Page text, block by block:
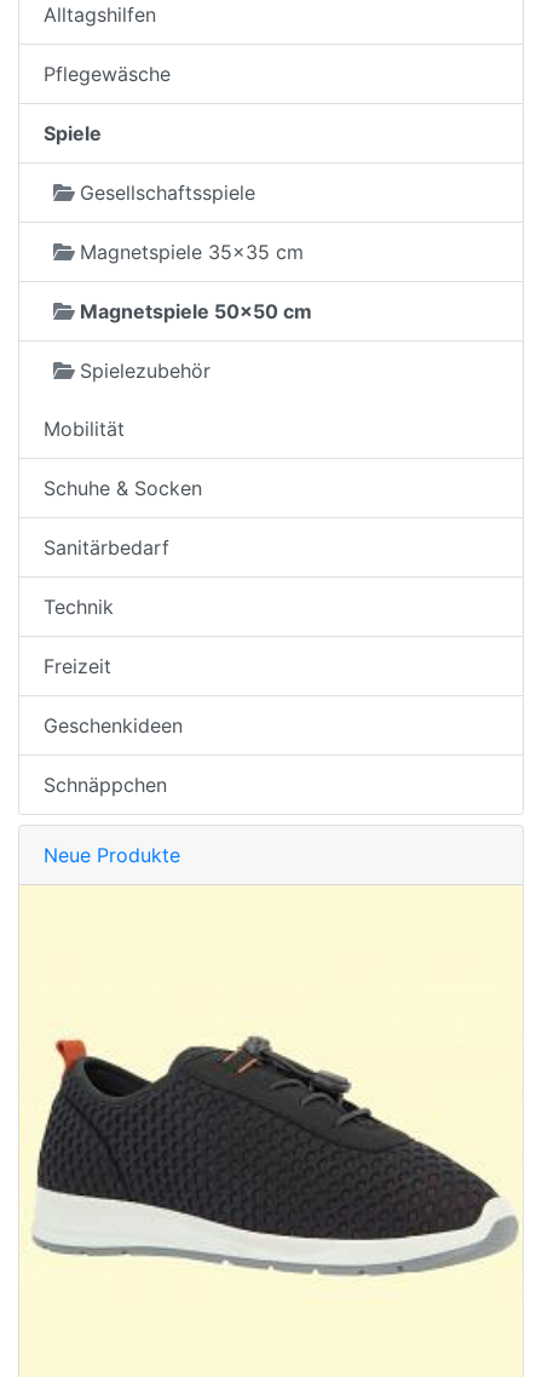
Alltagshilfen
Pflegewäsche
Spiele
Gesellschaftsspiele
Magnetspiele 35x35 cm
Magnetspiele 50x50 cm
Spielezubehör
Mobilität
Schuhe & Socken
Sanitärbedarf
Technik
Freizeit
Geschenkideen
Schnäppchen
Neue Produkte